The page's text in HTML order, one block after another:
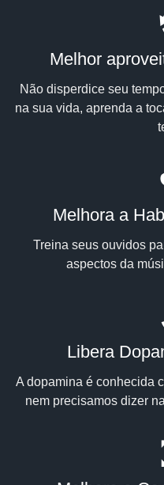
Melhor
Não disperdice seu
na sua vida, aprenda a
Melhora a
Treina seus ouvidos
aspectos da
Libera
A dopamina é conhecida
nem precisamos dizer